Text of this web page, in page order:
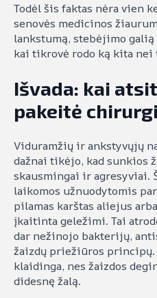
Todėl šis faktas nėra vien
senovės medicinos
lankstumą, stebėjimo
kai tikrovė rodo ką kita nei
Išvada: kai
pakeitė
Viduramžių ir ankstyvųjų
dažnai tikėjo, kad sunkios
skausmingai ir agresyviai.
laikomos užnuodytomis
pilamas karštas aliejus
įkaitinta geležimi. Tai
dar nežinojo bakterijų,
žaizdų priežiūros principų.
klaidinga, nes žaizdos
didesnę žalą.